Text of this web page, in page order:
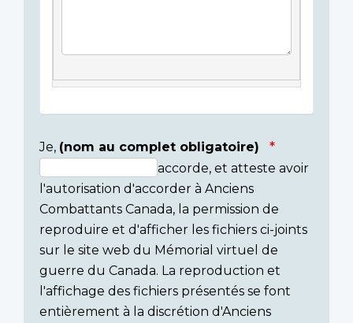
Consent
section
Je, (nom au complet obligatoire)
accorde, et atteste avoir
l'autorisation d'accorder à Anciens
Combattants Canada, la permission de
reproduire et d'afficher les fichiers ci-joints
sur le site web du Mémorial virtuel de
guerre du Canada. La reproduction et
l'affichage des fichiers présentés se font
entièrement à la discrétion d'Anciens